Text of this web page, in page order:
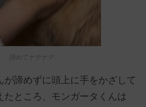
諦めてナデナデ…
が諦めずに頭上に手をかざして
たところ、モンガータくんは